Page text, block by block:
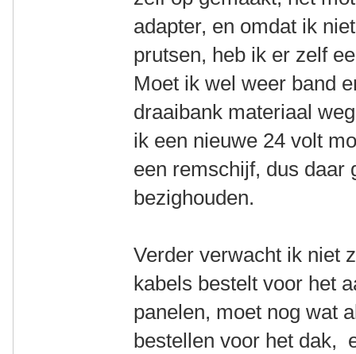
adapter, en omdat ik
prutsen, heb ik er zelf
Moet ik wel weer band
draaibank materiaal
ik een nieuwe 24 volt
een remschijf, dus daar
bezighouden.
Verder verwacht ik niet
kabels bestelt voor het
panelen, moet nog wat
bestellen voor het dak,